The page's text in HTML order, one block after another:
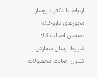
ارتباط با دکتر داروساز
مجوزهای داروخانه
تضمین اصالت کالا
شرایط ارسال سفارش
کنترل اصالت محصولات